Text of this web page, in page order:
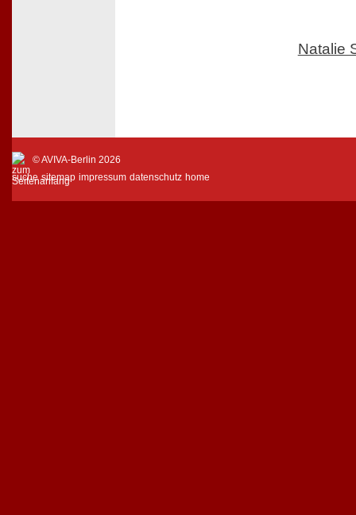
Natalie
© AVIVA-Berlin 2026
suche sitemap impressum datenschutz home